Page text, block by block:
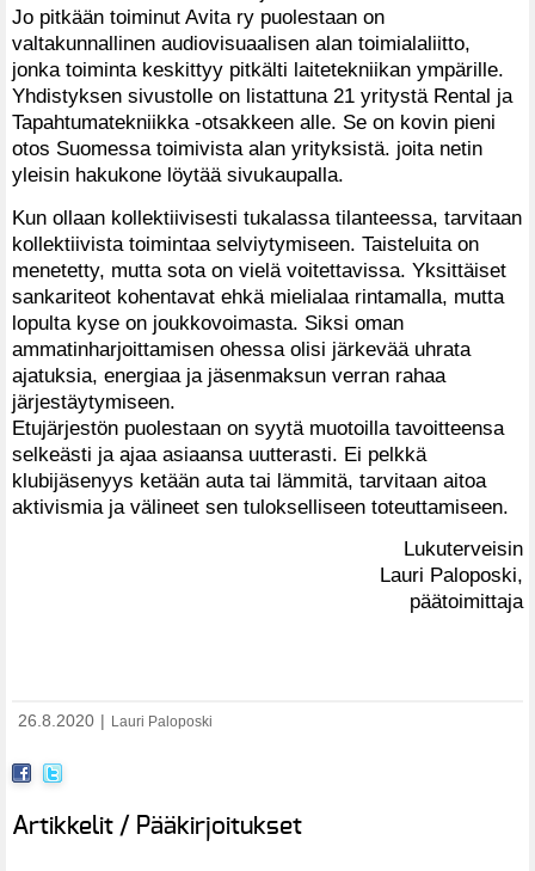
Jo pitkään toiminut Avita ry puolestaan on
valtakunnallinen audiovisuaalisen alan toimialaliitto,
jonka toiminta keskittyy pitkälti laitetekniikan ympärille.
Yhdistyksen sivustolle on listattuna 21 yritystä Rental ja
Tapahtumatekniikka -otsakkeen alle. Se on kovin pieni
otos Suomessa toimivista alan yrityksistä. joita netin
yleisin hakukone löytää sivukaupalla.
Kun ollaan kollektiivisesti tukalassa tilanteessa, tarvitaan
kollektiivista toimintaa selviytymiseen. Taisteluita on
menetetty, mutta sota on vielä voitettavissa. Yksittäiset
sankariteot kohentavat ehkä mielialaa rintamalla, mutta
lopulta kyse on joukkovoimasta. Siksi oman
ammatinharjoittamisen ohessa olisi järkevää uhrata
ajatuksia, energiaa ja jäsenmaksun verran rahaa
järjestäytymiseen.
Etujärjestön puolestaan on syytä muotoilla tavoitteensa
selkeästi ja ajaa asiaansa uutterasti. Ei pelkkä
klubijäsenyys ketään auta tai lämmitä, tarvitaan aitoa
aktivismia ja välineet sen tulokselliseen toteuttamiseen.
Lukuterveisin
Lauri Paloposki,
päätoimittaja
26.8.2020 | Lauri Paloposki
Artikkelit / Pääkirjoitukset